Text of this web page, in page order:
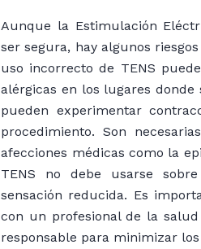
Aunque la Estimulación
ser segura, hay algunos
uso incorrecto de TENS
alérgicas en los lugares donde
pueden experimentar
procedimiento. Son
afecciones médicas como la
TENS no debe usarse
sensación reducida. Es
con un profesional de la
responsable para minimizar